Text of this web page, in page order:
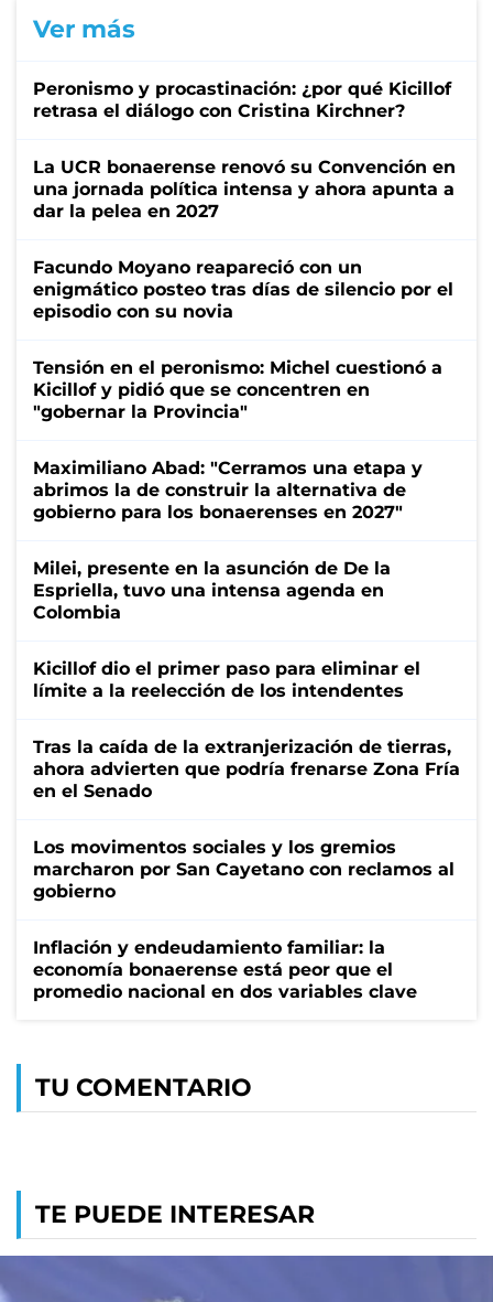
Ver más
Peronismo y procastinación: ¿por qué Kicillof
retrasa el diálogo con Cristina Kirchner?
La UCR bonaerense renovó su Convención en
una jornada política intensa y ahora apunta a
dar la pelea en 2027
Facundo Moyano reapareció con un
enigmático posteo tras días de silencio por el
episodio con su novia
Tensión en el peronismo: Michel cuestionó a
Kicillof y pidió que se concentren en
"gobernar la Provincia"
Maximiliano Abad: "Cerramos una etapa y
abrimos la de construir la alternativa de
gobierno para los bonaerenses en 2027"
Milei, presente en la asunción de De la
Espriella, tuvo una intensa agenda en
Colombia
Kicillof dio el primer paso para eliminar el
límite a la reelección de los intendentes
Tras la caída de la extranjerización de tierras,
ahora advierten que podría frenarse Zona Fría
en el Senado
Los movimentos sociales y los gremios
marcharon por San Cayetano con reclamos al
gobierno
Inflación y endeudamiento familiar: la
economía bonaerense está peor que el
promedio nacional en dos variables clave
TU COMENTARIO
TE PUEDE INTERESAR